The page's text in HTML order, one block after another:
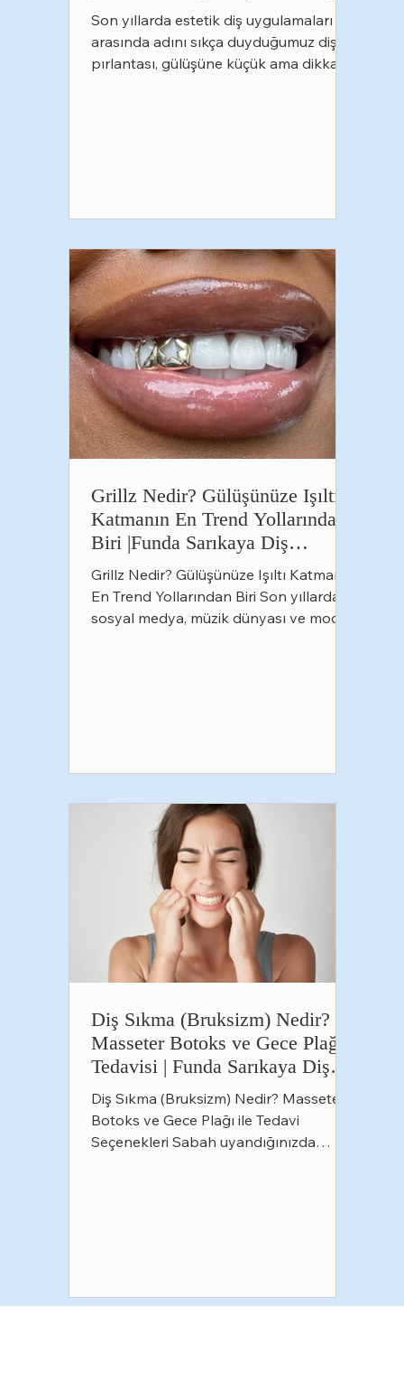
Son yıllarda estetik diş uygulamaları
arasında adını sıkça duyduğumuz diş
pırlantası, gülüşüne küçük ama dikkat
pırlantası tam olarak nedir, nasıl
dikkat etmek gerekir? Gelin birlikte
inceleyelim. Diş Pırlantası Ne
Grillz Nedir? Gülüşünüze Işıltı
Katmanın En Trend Yollarından
Biri |Funda Sarıkaya Diş
Polikliniği
Grillz Nedir? Gülüşünüze Işıltı Katmanın
En Trend Yollarından Biri Son yıllarda
sosyal medya, müzik dünyası ve moda
pırlanta taşlar ya da tamamen sade
kişisel stile göre şekillendirilebilen ve
tamamen kişiye özel üretile
Diş Sıkma (Bruksizm) Nedir?
Masseter Botoks ve Gece Plağı
Tedavisi | Funda Sarıkaya Diş
Polikliniği
Diş Sıkma (Bruksizm) Nedir? Masseter
Botoks ve Gece Plağı ile Tedavi
Seçenekleri Sabah uyandığınızda
çoğunlukla uyku sırasında istemsiz